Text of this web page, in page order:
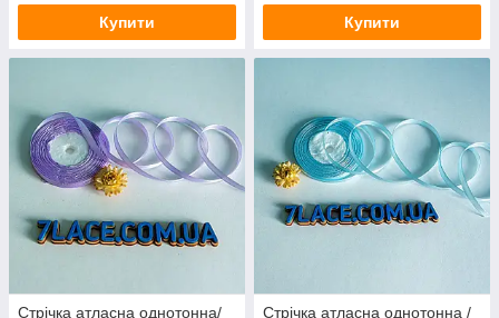
Купити Купити
Стрічка атласна однотонна/
Стрічка атласна однотонна /